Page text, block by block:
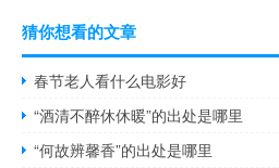
猜你想看的文章
春节老人看什么电影好
“酒清不醉休休暖”的出处是哪里
“何故辨馨香”的出处是哪里